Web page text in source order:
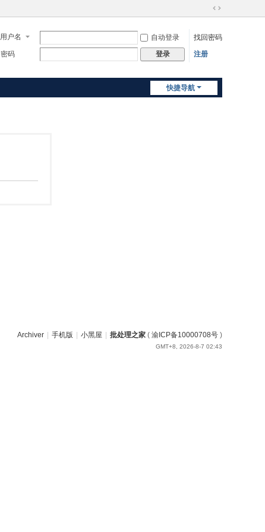
切
到
用户名 自动登录
找回密码
密码
登录 注册
快捷导航
Archiver 手机版 小黑屋 批处理之家 ( 渝ICP备10000708号 )
GMT+8, 2026-8-7 02:43